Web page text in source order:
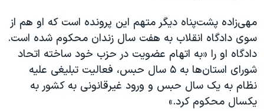
همایش محافظه‌کاران آمریکا «سی‌پک»
صفحه‌های ویژه
سفر پرزیدنت ترامپ به چین
مهی‌زاده پشت‌پناه دیگر متهم این پرونده است که او هم از
سوی دادگاه انقلاب به هفت سال زندان محکوم شده است.
دادگاه او را «به اتهام عضویت در حزب خود ساخته اتحاد
شورای استان‌ها به ۵ سال حبس، فعالیت تبلیغی علیه
نظام به یک سال حبس و ورود غیرقانونی به کشور به
یکسال محکوم کرد.»